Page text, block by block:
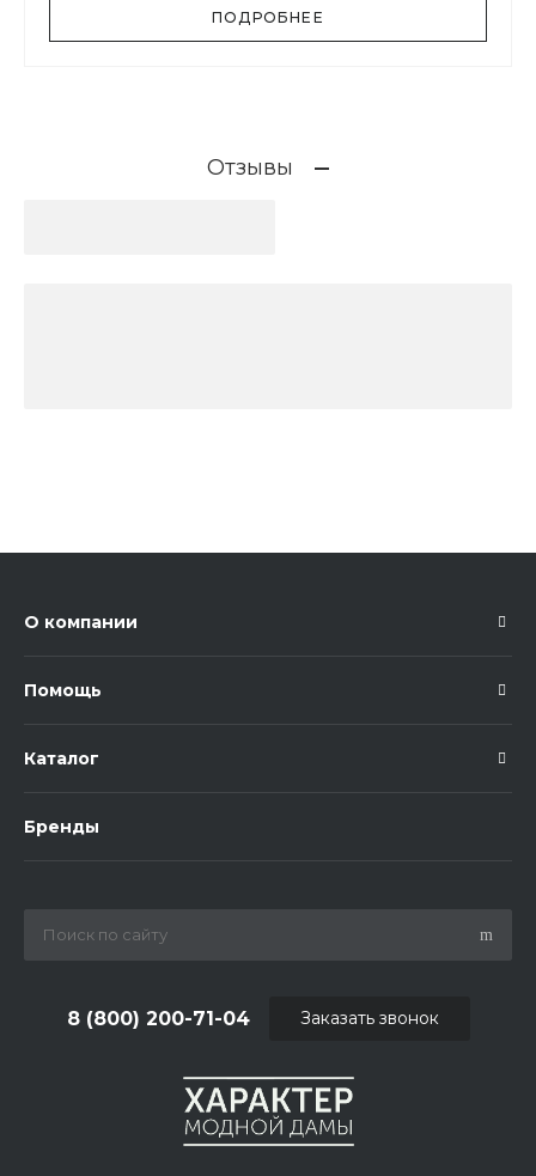
ПОДРОБНЕЕ
Отзывы
О компании
Помощь
Каталог
Бренды
8 (800) 200-71-04 Заказать звонок